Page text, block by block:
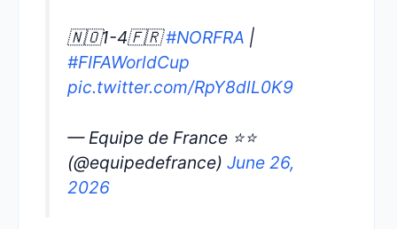
🇳🇴1-4🇫🇷#NORFRA |
#FIFAWorldCup
pic.twitter.com/RpY8dlL0K9
— Equipe de France ⭐⭐
(@equipedefrance) June 26,
2026